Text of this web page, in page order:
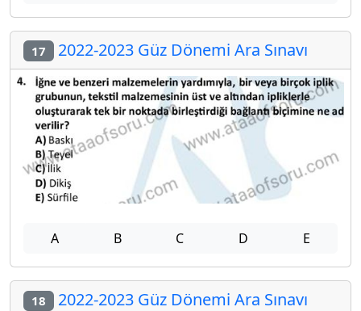
17 2022-2023 Güz Dönemi Ara Sınavı
A B C D E
18 2022-2023 Güz Dönemi Ara Sınavı